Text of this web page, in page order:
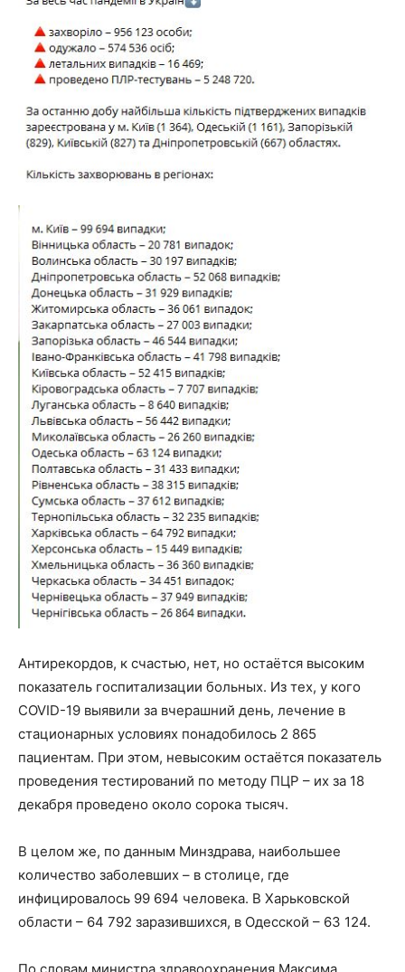
Антирекордов, к счастью, нет, но остаётся высоким
показатель госпитализации больных. Из тех, у кого
COVID-19 выявили за вчерашний день, лечение в
стационарных условиях понадобилось 2 865
пациентам. При этом, невысоким остаётся показатель
проведения тестирований по методу ПЦР – их за 18
декабря проведено около сорока тысяч.
В целом же, по данным Минздрава, наибольшее
количество заболевших – в столице, где
инфицировалось 99 694 человека. В Харьковской
области – 64 792 заразившихся, в Одесской – 63 124.